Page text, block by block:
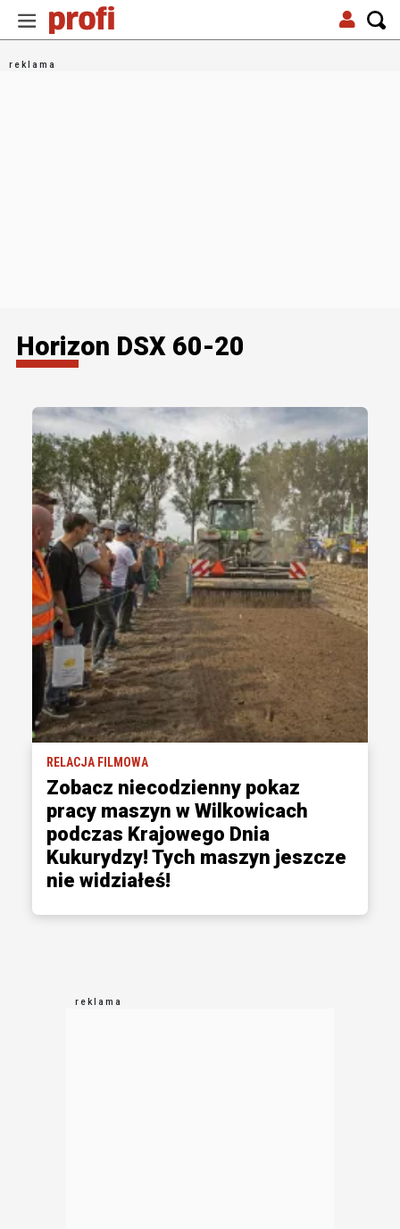
Horizon DSX 60-20
RELACJA FILMOWA
Zobacz niecodzienny pokaz
pracy maszyn w Wilkowicach
podczas Krajowego Dnia
Kukurydzy! Tych maszyn jeszcze
nie widziałeś!